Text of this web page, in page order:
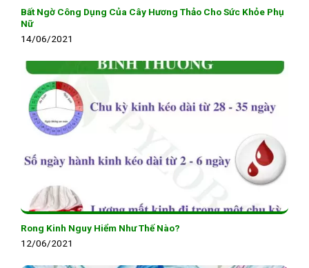
Bất Ngờ Công Dụng Của Cây Hương Thảo Cho Sức Khỏe Phụ
Nữ
14/06/2021
Rong Kinh Nguy Hiểm Như Thế Nào?
12/06/2021